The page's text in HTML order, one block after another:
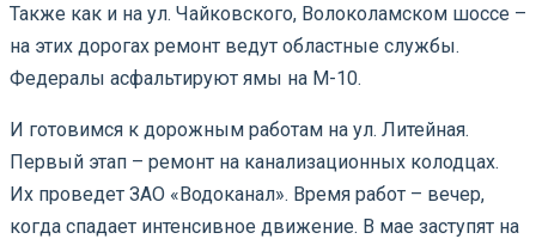
Также как и на ул. Чайковского, Волоколамском шоссе –
на этих дорогах ремонт ведут областные службы.
Федералы асфальтируют ямы на М-10.
И готовимся к дорожным работам на ул. Литейная.
Первый этап – ремонт на канализационных колодцах.
Их проведет ЗАО «Водоканал». Время работ – вечер,
когда спадает интенсивное движение. В мае заступят на